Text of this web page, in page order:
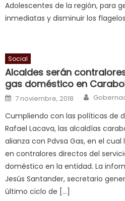
न
ह
क
च
त
क
लग
आपक
पस
द,
sexy
bbw
milf
Adolescentes de la región, para
inmediatas y disminuir los
Social
Alcaldes serán
gas doméstico en
Posted on
7 noviembre, 2018 Author
Cumpliendo con las políticas de
Rafael Lacava, las alcaldías
alianza con Pdvsa Gas, en el
en contralores directos del
doméstico en la entidad. La
Jesús Santander, secretario
último ciclo de […]